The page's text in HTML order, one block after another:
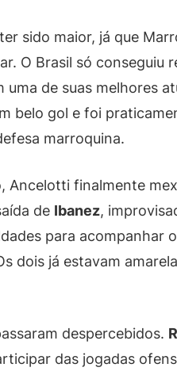
sido maior, já que
O Brasil só conseguiu
uma de suas melhores
belo gol e foi
marroquina.
Ancelotti finalmente
de Ibanez,
para acompanhar
dois já estavam
despercebidos.
das jogadas